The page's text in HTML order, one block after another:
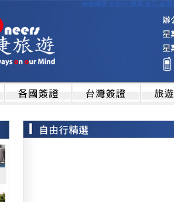
特價機票,自由行,機票,酒店,套